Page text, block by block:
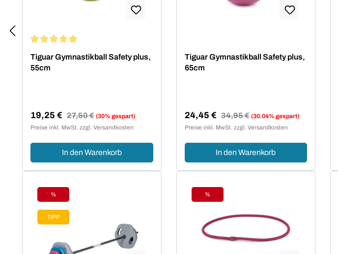
Tiguar Gymnastikball Safety plus,
55cm
Verkaufspreis:
19,25 € Regulärer Preis:
27,50 € (30% gespart)
Preise inkl. MwSt. zzgl. Versandkosten
In den Warenkorb
Tiguar Gymnastikball Safety plus,
65cm
Verkaufspreis:
24,45 € Regulärer Preis:
34,95 € (30.04% gespart)
Preise inkl. MwSt. zzgl. Versandkosten
In den Warenkorb
Rabatt
%
TIPP
Rabatt
%